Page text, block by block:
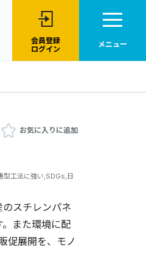
会員登録
ログイン
メニュー
お気に入りに追加
型工法に強い,SDGs,日
スチレンパネ
また環境に配
促展開を、モノ